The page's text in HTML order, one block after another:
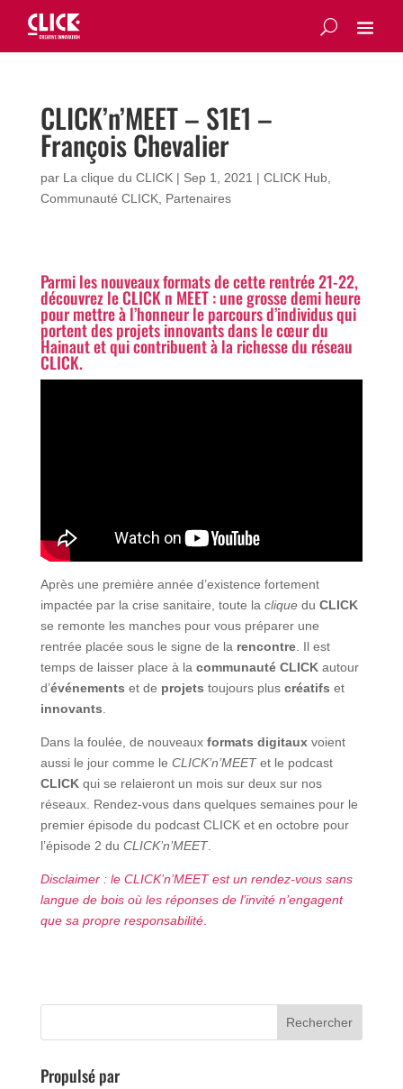
CLICK’n’MEET – S1E1 –
François Chevalier
par La clique du CLICK| Sep 1, 2021 | CLICK Hub,
Communauté CLICK, Partenaires
Parmi les nouveaux formats de cette rentrée 21-22,
découvrez le CLICK n MEET : une grosse demi heure
pour mettre à l’honneur le parcours d’individus qui
portent des projets innovants dans le cœur du
Hainaut et qui contribuent à la richesse du réseau
CLICK.
Après une première année d’existence fortement
impactée par la crise sanitaire, toute la cliquedu CLICK
se remonte les manches pour vous préparer une
rentrée placée sous le signe de la rencontre. Il est
temps de laisser place à la communauté CLICK autour
d’événements et de projets toujours plus créatifs et
innovants
Dans la foulée, de nouveaux formats digitauxvoient
aussi le jour comme le CLICK’n’MEETet le podcast
CLICK qui se relaieront un mois sur deux sur nos
réseaux. Rendez-vous dans quelques semaines pour le
premier épisode du podcast CLICK et en octobre pour
l’épisode 2 du CLICK’n’MEET.
Disclaimer : le CLICK’n’MEET est un rendez-vous sans
langue de bois où les réponses de l’invité n’engagent
que sa propre responsabilité.
Propulsé par